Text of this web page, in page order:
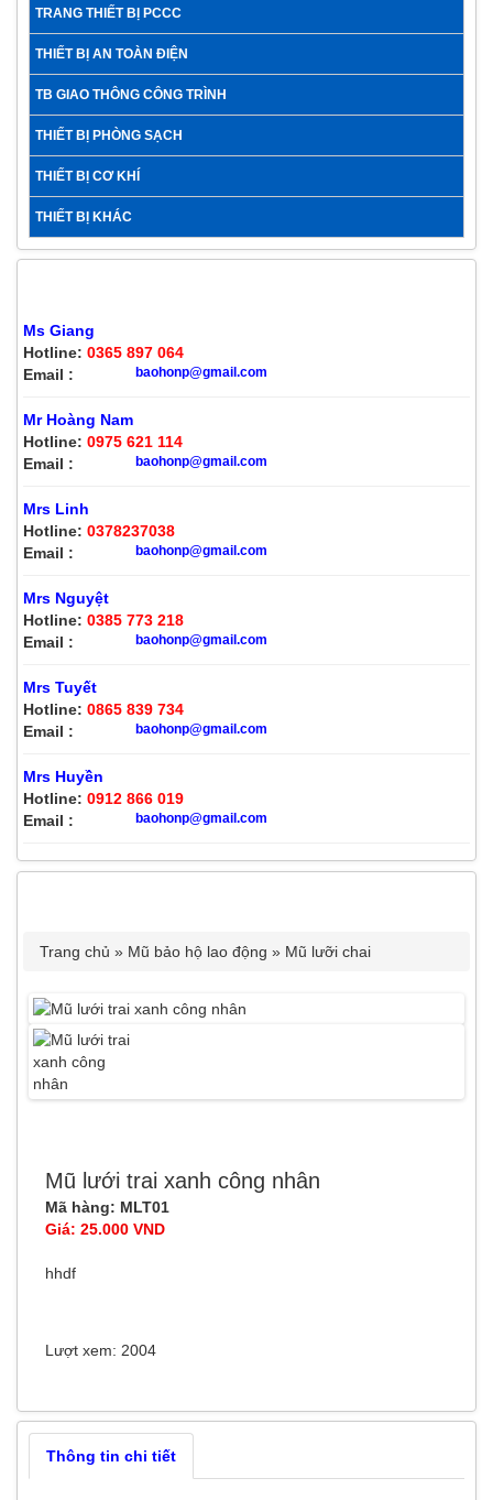
TRANG THIẾT BỊ PCCC
THIẾT BỊ AN TOÀN ĐIỆN
TB GIAO THÔNG CÔNG TRÌNH
THIẾT BỊ PHÒNG SẠCH
THIẾT BỊ CƠ KHÍ
THIẾT BỊ KHÁC
Ms Giang
Hotline: 0365 897 064
Email :
baohonp@gmail.com
Mr Hoàng Nam
Hotline: 0975 621 114
Email :
baohonp@gmail.com
Mrs Linh
Hotline: 0378237038
Email :
baohonp@gmail.com
Mrs Nguyệt
Hotline: 0385 773 218
Email :
baohonp@gmail.com
Mrs Tuyết
Hotline: 0865 839 734
Email :
baohonp@gmail.com
Mrs Huyền
Hotline: 0912 866 019
Email :
baohonp@gmail.com
Trang chủ » Mũ bảo hộ lao động » Mũ lưỡi chai
Mũ lưới trai xanh công nhân
Mã hàng: MLT01
Giá: 25.000 VND
hhdf
Lượt xem: 2004
Thông tin chi tiết